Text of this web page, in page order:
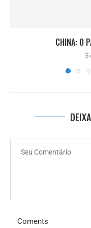
CHINA: O
5
Coments